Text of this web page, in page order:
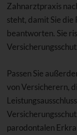
Zahnarztpraxis
steht, damit Sie
beantworten. Sie
Passen Sie
von Versicherern,
parodontalen